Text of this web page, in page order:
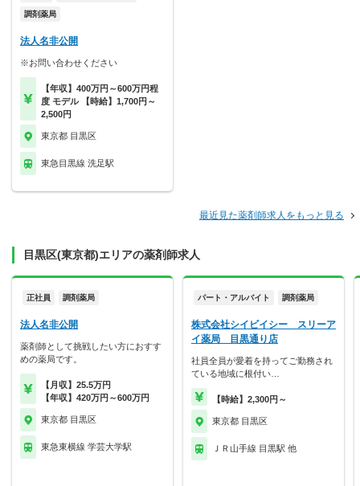
調剤薬局
法人名非公開
※お問い合わせください
【年収】400万円～600万円程
度 モデル 【時給】1,700円～
2,500円
東京都 目黒区
東急目黒線 洗足駅
最近見た薬剤師求人をもっと見る
目黒区(東京都)エリアの薬剤師求人
正社員 調剤薬局
法人名非公開
薬剤師として挑戦したい方におすす
めの薬局です。
【月収】25.5万円
【年収】420万円～600万円
東京都 目黒区
東急東横線 学芸大学駅
パート・アルバイト 調剤薬局
株式会社シイビイシー スリーア
イ薬局 目黒通り店
社員全員が愛着を持ってご勤務され
ている地域に根付い…
【時給】2,300円～
東京都 目黒区
ＪＲ山手線 目黒駅 他